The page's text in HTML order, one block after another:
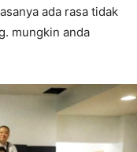
ada rasa tidak
mungkin anda